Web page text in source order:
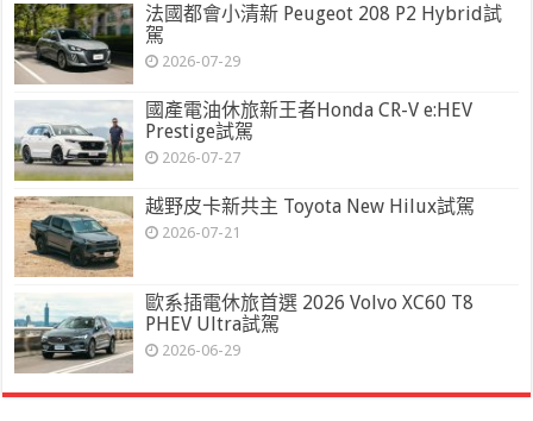
法國都會小清新 Peugeot 208 P2 Hybrid試
駕
2026-07-29
國產電油休旅新王者Honda CR-V e:HEV
Prestige試駕
2026-07-27
越野皮卡新共主 Toyota New Hilux試駕
2026-07-21
歐系插電休旅首選 2026 Volvo XC60 T8
PHEV Ultra試駕
2026-06-29